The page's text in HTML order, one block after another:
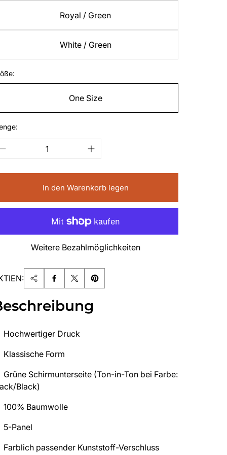
Royal / Green
White / Green
One Size
In den Warenkorb legen
Weitere Bezahlmöglichkeiten
Hochwertiger Druck
Klassische Form
Grüne Schirmunterseite (Ton-in-Ton bei Farbe:
Black)
100% Baumwolle
5-Panel
Farblich passender Kunststoff-Verschluss